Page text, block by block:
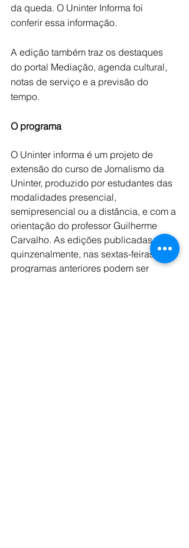
da queda. O Uninter Informa foi
conferir essa informação.
A edição também traz os destaques
do portal Mediação, agenda cultural,
notas de serviço e a previsão do
tempo.
O programa
O Uninter informa é um projeto de
extensão do curso de Jornalismo da
Uninter, produzido por estudantes das
modalidades presencial,
semipresencial ou a distância, e com a
orientação do professor Guilherme
Carvalho. As edições publicadas
quinzenalmente, nas sextas-feiras. Os
programas anteriores podem ser